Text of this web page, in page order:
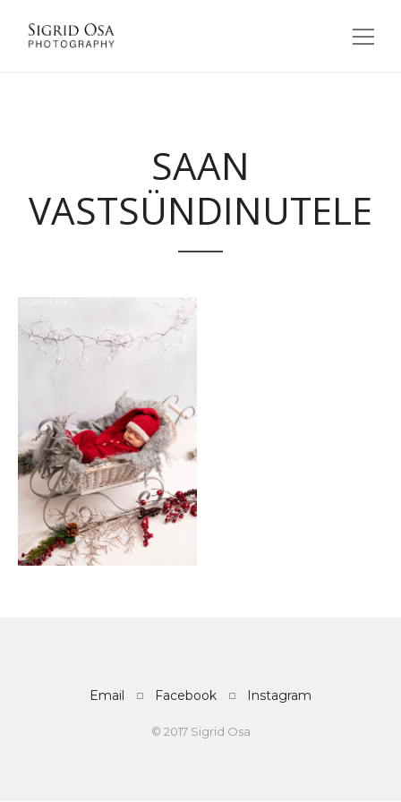
SAAN
VASTSÜNDINUTELE
Email Facebook Instagram
© 2017 Sigrid Osa